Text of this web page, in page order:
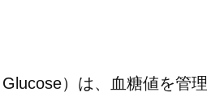
）は、血糖値を管理